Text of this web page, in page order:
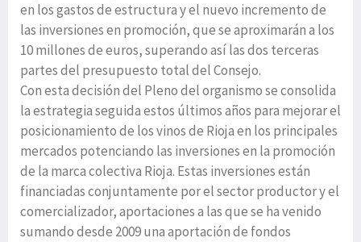
en los gastos de estructura y el nuevo incremento de
las inversiones en promoción, que se aproximarán a los
10 millones de euros, superando así las dos terceras
partes del presupuesto total del Consejo.
Con esta decisión del Pleno del organismo se consolida
la estrategia seguida estos últimos años para mejorar el
posicionamiento de los vinos de Rioja en los principales
mercados potenciando las inversiones en la promoción
de la marca colectiva Rioja. Estas inversiones están
financiadas conjuntamente por el sector productor y el
comercializador, aportaciones a las que se ha venido
sumando desde 2009 una aportación de fondos